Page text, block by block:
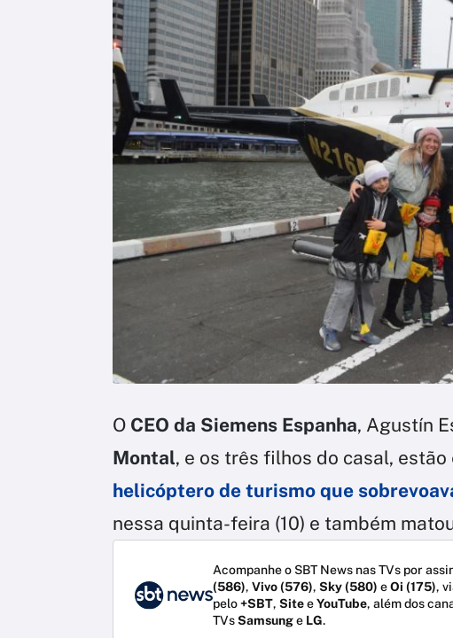
O CEO da Siemens Espanha, Agustín
Montal, e os três filhos do casal,
helicóptero de turismo que
nessa quinta-feira (10) e também
Acompanhe o SBT News nas TVs por
(586), Vivo (576), Sky (580) eOi (175),
pelo+SBT, SiteeYouTube, além dos
TVsSamsunge LG.